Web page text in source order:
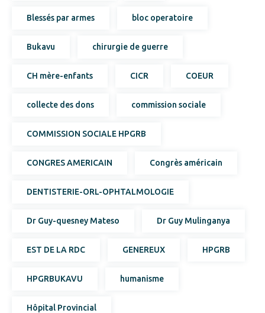
Blessés par armes bloc operatoire
Bukavu chirurgie de guerre
CH mère-enfants CICR COEUR
collecte des dons commission sociale
COMMISSION SOCIALE HPGRB
CONGRES AMERICAIN Congrès américain
DENTISTERIE-ORL-OPHTALMOLOGIE
Dr Guy-quesney Mateso Dr Guy Mulinganya
EST DE LA RDC GENEREUX HPGRB
HPGRBUKAVU humanisme
Hôpital Provincial